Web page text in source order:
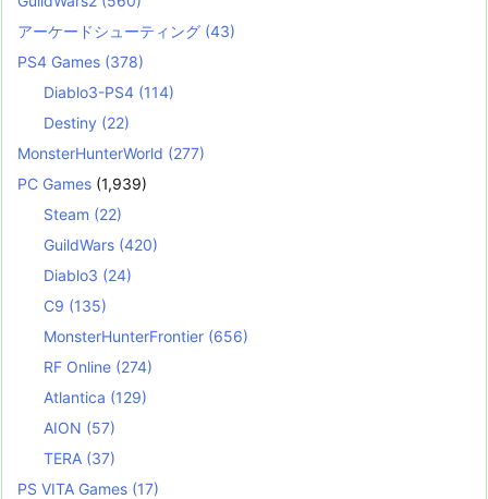
アーケードシューティング (43)
PS4 Games (378)
Diablo3-PS4 (114)
Destiny (22)
MonsterHunterWorld (277)
PC Games (1,939)
Steam (22)
GuildWars (420)
Diablo3 (24)
C9 (135)
MonsterHunterFrontier (656)
RF Online (274)
Atlantica (129)
AION (57)
TERA (37)
PS VITA Games (17)